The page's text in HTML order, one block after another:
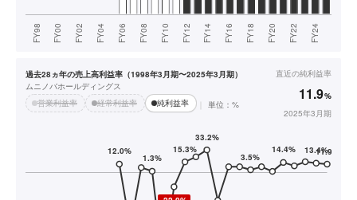
過去28ヵ年の売上高利益率（1998年3月期〜2025年3月期）
ムニノバホールディングス
営業利益率
経常利益率 純利益率 単位：%
直近の純利益率
11.9%
2025年3月期